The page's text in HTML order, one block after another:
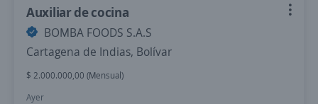
Auxiliar de cocina
BOMBA FOODS S.A.S
Cartagena de Indias, Bolívar
$ 2.000.000,00 (Mensual)
Ayer